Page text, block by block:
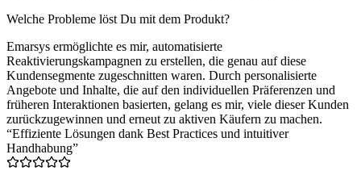
Welche Probleme löst Du mit dem Produkt?
Emarsys ermöglichte es mir, automatisierte
Reaktivierungskampagnen zu erstellen, die genau auf diese
Kundensegmente zugeschnitten waren. Durch personalisierte
Angebote und Inhalte, die auf den individuellen Präferenzen und
früheren Interaktionen basierten, gelang es mir, viele dieser Kunden
zurückzugewinnen und erneut zu aktiven Käufern zu machen.
“Effiziente Lösungen dank Best Practices und intuitiver
Handhabung”